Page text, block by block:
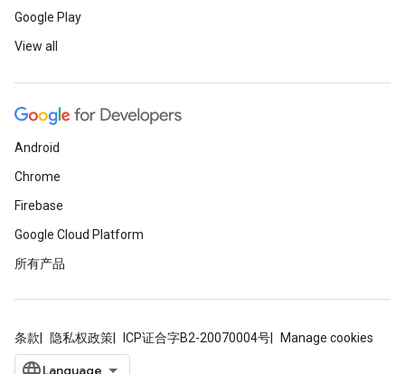
Google Play
View all
Android
Chrome
Firebase
Google Cloud Platform
所有产品
条款 隐私权政策 ICP证合字B2-20070004号 Manage cookies